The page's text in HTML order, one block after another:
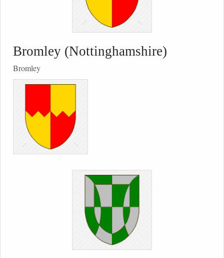
Bromley (Nottinghamshire)
Bromley